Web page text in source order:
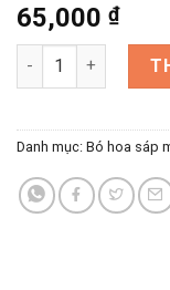
65,000 ₫
Bó hoa sáp 1
Danh mục: Bó hoa sáp